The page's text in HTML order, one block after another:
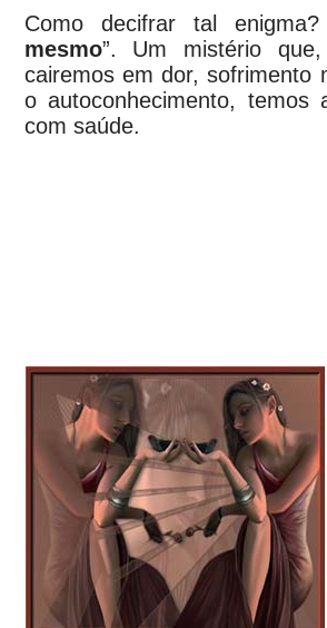
Como decifrar tal
mesmo”. Um mistério
cairemos em dor, sofrimento
o autoconhecimento, temos
com saúde.